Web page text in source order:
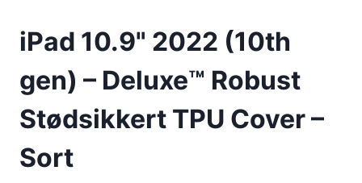
iPad 10.9" 2022 (10th
gen) – Deluxe™ Robust
Stødsikkert TPU Cover –
Sort